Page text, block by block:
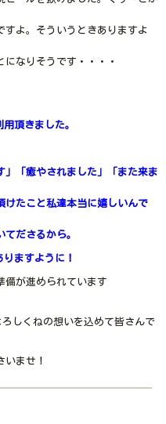
すよ。そういうときありますよ
なりそうです・・・・
頂きました。
」「癒やされました」「また来ま
けたこと私達本当に嬉しいんで
ださるから。
ますように！
備が進められています
ろしくねの想いを込めて皆さんで
いませ！